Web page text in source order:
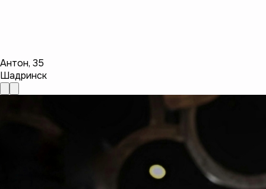
Антон, 35
Шадринск